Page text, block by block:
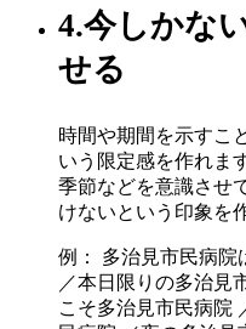
4.今しかな
せる
時間や期間を示すこ
いう限定感を作れま
季節などを意識させ
けないという印象を
例： 多治見市民病院
／本日限りの多治見
こそ多治見市民病院